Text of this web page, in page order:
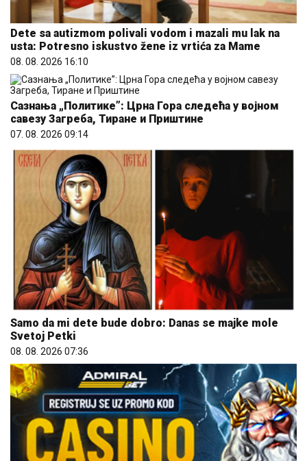
Dete sa autizmom polivali vodom i mazali mu lak na
usta: Potresno iskustvo žene iz vrtića za Mame
08. 08. 2026 16:10
Сазнања „Политике”: Црна Гора следећа у војном
савезу Загреба, Тиране и Приштине
07. 08. 2026 09:14
Samo da mi dete bude dobro: Danas se majke mole
Svetoj Petki
08. 08. 2026 07:36